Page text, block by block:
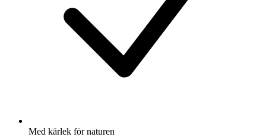
Med kärlek för naturen